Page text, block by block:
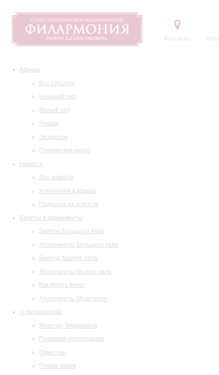
Контакты
Афиша
Все события
Большой зал
Малый зал
Лекции
Экскурсии
Пушкинская карта
Новости
Все новости
Изменения в афише
Подписка на новости
Билеты и абонементы
Билеты Большого зала
Абонементы Большого зала
Билеты Малого зала
Абонементы Малого зала
Как купить билет
Абонементы Музитория
О филармонии
Маэстро Темирканов
Правовая информация
Оркестры
Планы залов